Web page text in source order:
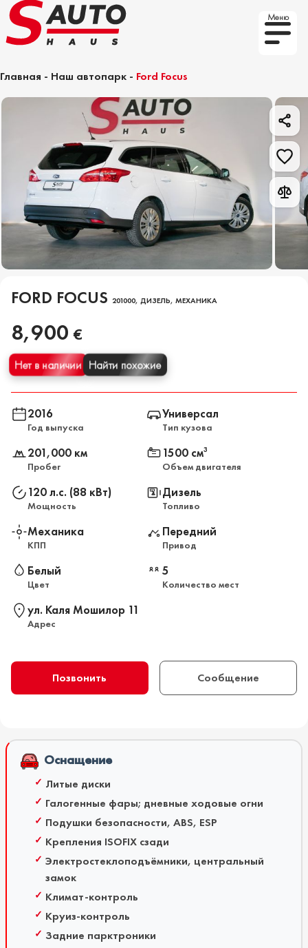
Меню
Главная - Наш автопарк - Ford Focus
FORD FOCUS 201000, ДИЗЕЛЬ, МЕХАНИКА
8,900 €
Нет в наличии Найти похожие
2016
Год выпуска
Универсал
Тип кузова
201,000 км
Пробег
1500 см3
Объем двигателя
120 л.с. (88 кВт)
Мощность
Дизель
Топливо
Механика
КПП
Передний
Привод
Белый
Цвет
5
Количество мест
ул. Каля Мошилор 11
Адрес
Позвонить Сообщение
Оснащение
Литые диски
Галогенные фары; дневные ходовые огни
Подушки безопасности, ABS, ESP
Крепления ISOFIX сзади
Электростеклоподъёмники, центральный
замок
Климат-контроль
Круиз-контроль
Задние парктроники